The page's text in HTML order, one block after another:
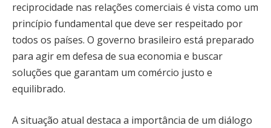
reciprocidade nas relações comerciais é vista como um
princípio fundamental que deve ser respeitado por
todos os países. O governo brasileiro está preparado
para agir em defesa de sua economia e buscar
soluções que garantam um comércio justo e
equilibrado.
A situação atual destaca a importância de um diálogo